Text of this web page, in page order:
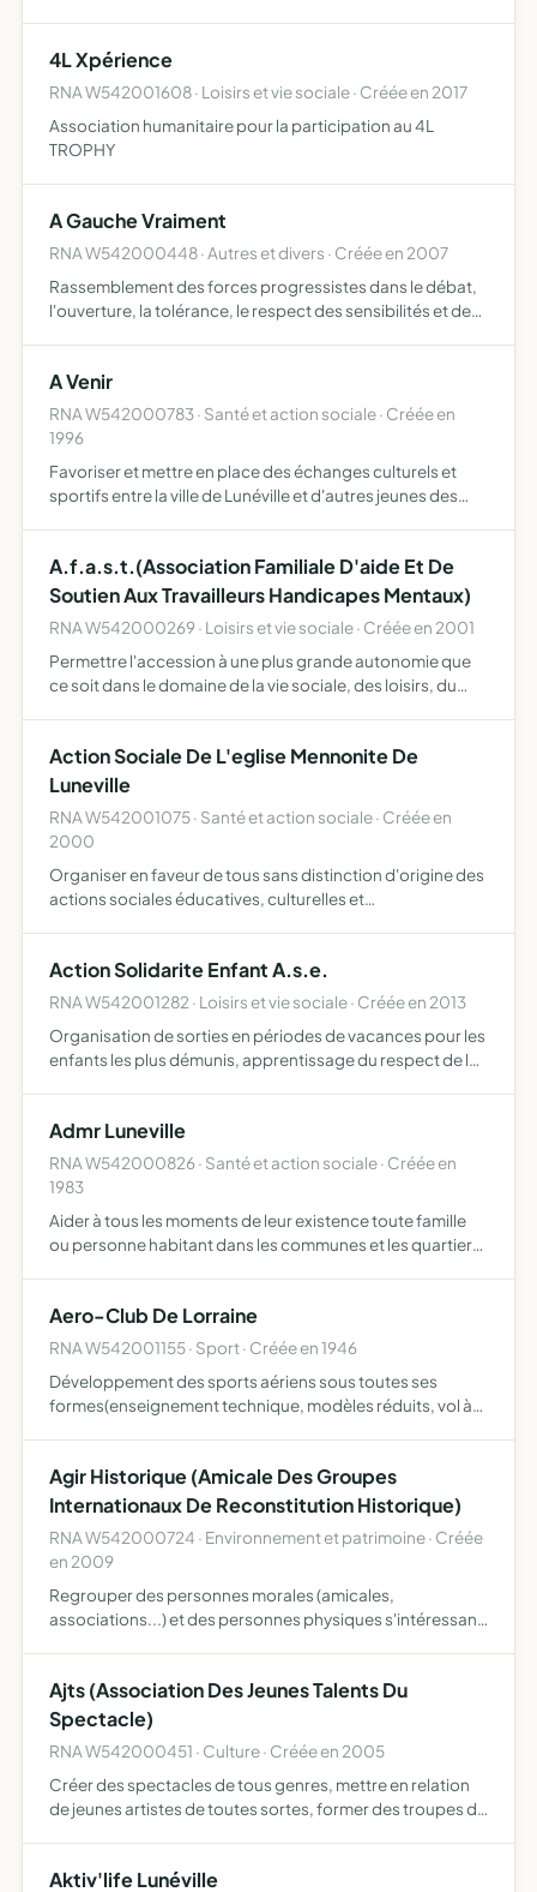
4L Xpérience
RNA W542001608 · Loisirs et vie sociale · Créée en 2017
Association humanitaire pour la participation au 4L
TROPHY
A Gauche Vraiment
RNA W542000448 · Autres et divers · Créée en 2007
Rassemblement des forces progressistes dans le débat,
l'ouverture, la tolérance, le respect des sensibilités et des
A Venir
RNA W542000783 · Santé et action sociale · Créée en
1996
Favoriser et mettre en place des échanges culturels et
sportifs entre la ville de Lunéville et d'autres jeunes des
l'associatio…
A.f.a.s.t.(Association Familiale D'aide Et De
Soutien Aux Travailleurs Handicapes Mentaux)
RNA W542000269 · Loisirs et vie sociale · Créée en 2001
Permettre l'accession à une plus grande autonomie que
ce soit dans le domaine de la vie sociale, des loisirs, du
Action Sociale De L'eglise Mennonite De
Luneville
RNA W542001075 · Santé et action sociale · Créée en
2000
Organiser en faveur de tous sans distinction d'origine des
actions sociales éducatives, culturelles et
Action Solidarite Enfant A.s.e.
RNA W542001282 · Loisirs et vie sociale · Créée en 2013
Organisation de sorties en périodes de vacances pour les
enfants les plus démunis, apprentissage du respect de la
Admr Luneville
RNA W542000826 · Santé et action sociale · Créée en
1983
Aider à tous les moments de leur existence toute famille
ou personne habitant dans les communes et les quartiers
Aero-Club De Lorraine
RNA W542001155 · Sport · Créée en 1946
Développement des sports aériens sous toutes ses
formes(enseignement technique, modèles réduits, vol à
Agir Historique (Amicale Des Groupes
Internationaux De Reconstitution Historique)
RNA W542000724 · Environnement et patrimoine · Créée
en 2009
Regrouper des personnes morales (amicales,
associations...) et des personnes physiques s'intéressant
participer …
Ajts (Association Des Jeunes Talents Du
Spectacle)
RNA W542000451 · Culture · Créée en 2005
Créer des spectacles de tous genres, mettre en relation
de jeunes artistes de toutes sortes, former des troupes de
Aktiv'life Lunéville